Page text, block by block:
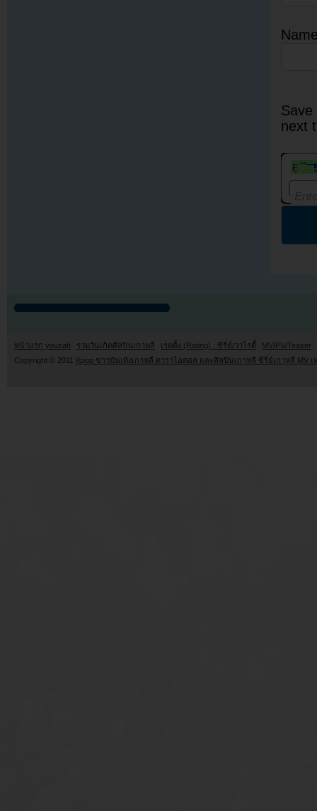
next
หน้าแรก youzab รวมวันเกิดศิลปินเกาหลี เรตติ้ง (Rating) : ซีรี่ย์/วาไรตี้
MV/PV/Teaser
Copyright © 2011 Kpop ข่าวบันเทิงเกาหลี ดาราไอดอล และศิลปินเกาหลี ซีรี่ย์เกาหลี MV